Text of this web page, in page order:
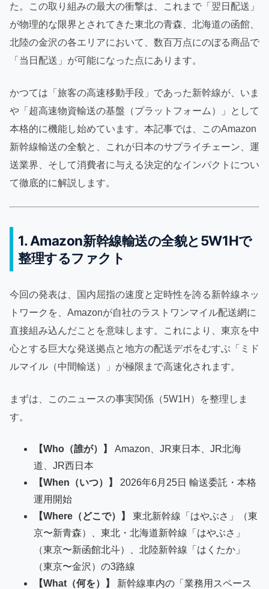
た。この取り組みの最大の衝撃は、これまで「翌日配送」
が物理的な限界とされてきた東北の青森、北海道の函館、
北陸の金沢の各エリアにおいて、数百万点にのぼる商品で
「当日配送」が可能になった点にあります。
かつては「旅客の高速移動手段」であった新幹線が、いま
や「超高速物資輸送の基盤（プラットフォーム）」として
本格的に機能し始めています。本記事では、このAmazon
新幹線輸送の全貌と、これが日本のサプライチェーン、運
送業界、そして消費者に与える決定的なインパクトについ
て徹底的に解説します。
1. Amazon新幹線輸送の全貌と5W1Hで
整理するファクト
今回の発表は、国内屈指の速度と定時性を誇る新幹線ネッ
トワークを、Amazonが自社のラストワンマイル配送網に
直接組み込んだことを意味します。これにより、東京を中
心とする巨大な発送拠点と地方の配送デポをむすぶ「ミド
ルマイル（中間輸送）」が極限まで高速化されます。
まずは、このニュースの事実関係（5W1H）を整理しま
す。
【Who（誰が）】
Amazon、JR東日本、JR北海
道、JR西日本
【When（いつ）】
2026年6月25日 輸送委託・本格
運用開始
【Where（どこで）】
東北新幹線「はやぶさ」（東
京〜新青森）、東北・北海道新幹線「はやぶさ」
（東京〜新函館北斗）、北陸新幹線「はくたか」
（東京〜金沢）の3路線
【What（何を）】
新幹線車内の「業務用スペース